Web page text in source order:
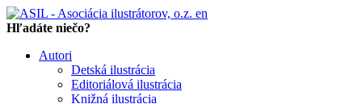
en
Hľadáte niečo?
Autori
Detská ilustrácia
Editoriálová ilustrácia
Knižná ilustrácia